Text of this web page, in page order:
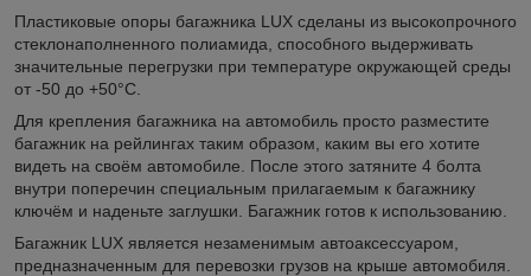
Пластиковые опоры багажника LUX сделаны из высокопрочного
стеклонаполненного полиамида, способного выдерживать
значительные перегрузки при температуре окружающей среды
от -50 до +50°C.
Для крепления багажника на автомобиль просто разместите
багажник на рейлингах таким образом, каким вы его хотите
видеть на своём автомобиле. После этого затяните 4 болта
внутри поперечин специальным прилагаемым к багажнику
ключём и наденьте заглушки. Багажник готов к использованию.
Багажник LUX является незаменимым автоаксессуаром,
предназначенным для перевозки грузов на крыше автомобиля.